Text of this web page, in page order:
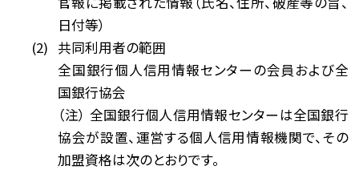
日付等）
共同利用者の範囲
全国銀行個人信用情報センターの会員および全
国銀行協会
（注） 全国銀行個人信用情報センターは全国銀行
協会が設置、運営する個人信用情報機関で、その
加盟資格は次のとおりです。